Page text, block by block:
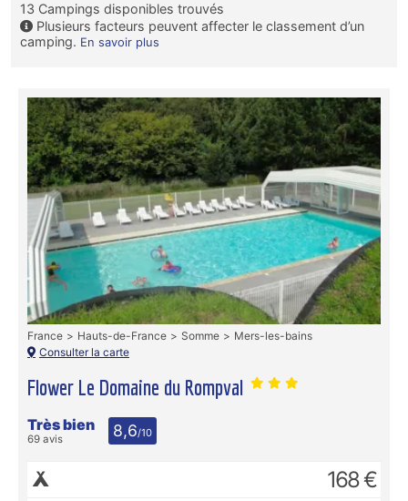
13 Campings disponibles trouvés
Plusieurs facteurs peuvent affecter le classement d’un
camping. En savoir plus
Flower Le Domaine du Rompval
France Hauts-de-France Somme
Mers-les-bains
Consulter la carte
Très bien
69 avis 8,6/10
168 €